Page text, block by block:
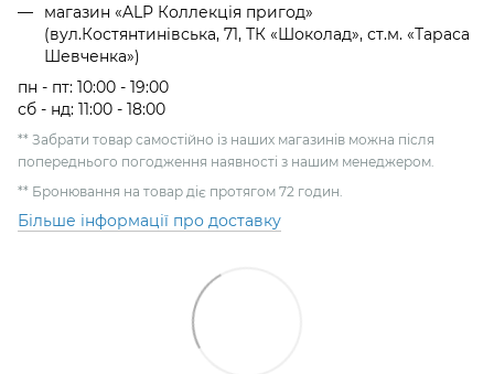
магазин «ALP Коллекція пригод»
(вул.Костянтинівська, 71, ТК «Шоколад», ст.м. «Тараса
Шевченка»)
пн - пт: 10:00 - 19:00
сб - нд: 11:00 - 18:00
** Забрати товар самостійно із наших магазинів можна після
попереднього погодження наявності з нашим менеджером.
** Бронювання на товар діє протягом 72 годин.
Більше інформації про доставку